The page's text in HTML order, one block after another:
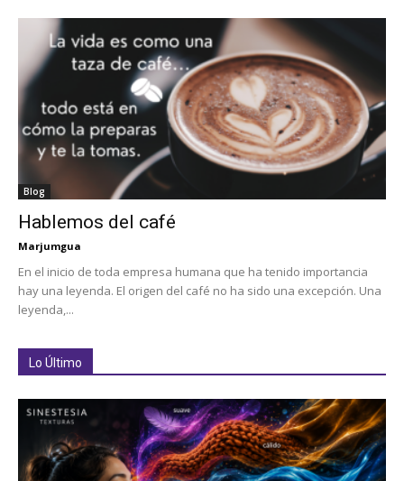
Blog
Hablemos del café
Marjumgua
En el inicio de toda empresa humana que ha tenido importancia
hay una leyenda. El origen del café no ha sido una excepción. Una
leyenda,...
Lo Último